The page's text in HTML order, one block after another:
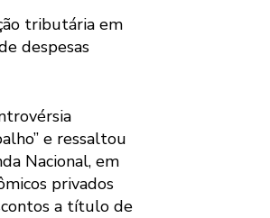
tributária em
despesas
e ressaltou
Nacional, em
privados
a título de